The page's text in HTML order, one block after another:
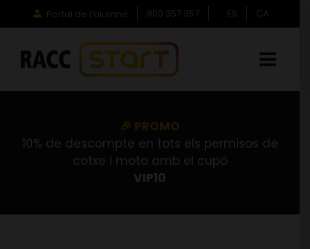
to
Portal de l’alumne 900 357 357 ES CA
🎉 PROMO
10% de descompte en tots els permisos de
cotxe i moto amb el cupó
VIP10